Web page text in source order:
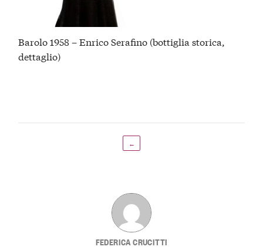
Barolo 1958 – Enrico Serafino (bottiglia storica,
dettaglio)
←
FEDERICA CRUCITTI